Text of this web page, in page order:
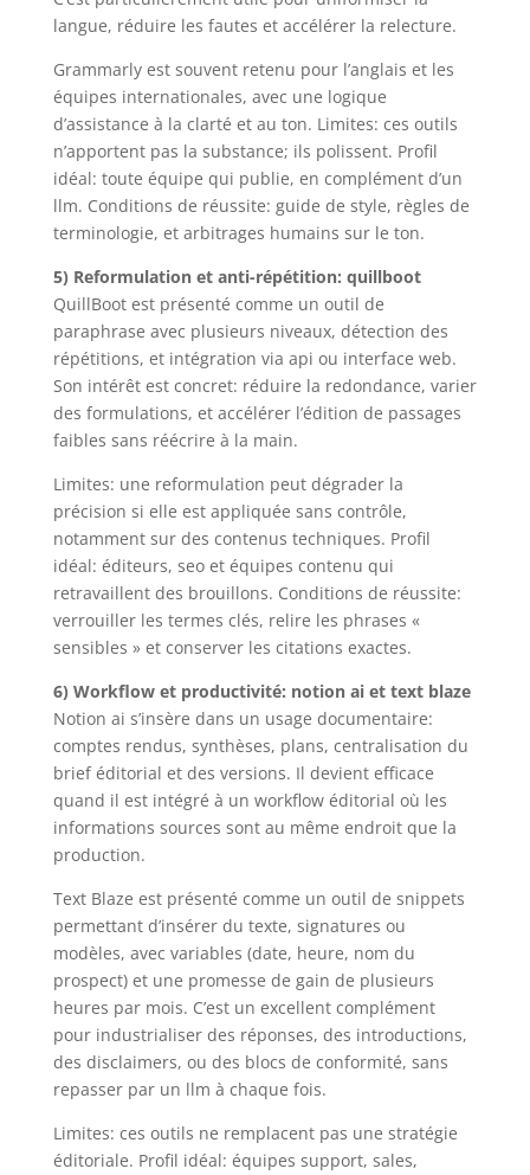
langue, réduire les fautes et accélérer la relecture.
Grammarly est souvent retenu pour l’anglais et les
équipes internationales, avec une logique
d’assistance à la clarté et au ton. Limites: ces outils
n’apportent pas la substance; ils polissent. Profil
idéal: toute équipe qui publie, en complément d’un
llm. Conditions de réussite: guide de style, règles de
terminologie, et arbitrages humains sur le ton.
5) Reformulation et anti-répétition: quillboot
QuillBoot est présenté comme un outil de
paraphrase avec plusieurs niveaux, détection des
répétitions, et intégration via api ou interface web.
Son intérêt est concret: réduire la redondance, varier
des formulations, et accélérer l’édition de passages
faibles sans réécrire à la main.
Limites: une reformulation peut dégrader la
précision si elle est appliquée sans contrôle,
notamment sur des contenus techniques. Profil
idéal: éditeurs, seo et équipes contenu qui
retravaillent des brouillons. Conditions de réussite:
verrouiller les termes clés, relire les phrases «
sensibles » et conserver les citations exactes.
6) Workflow et productivité: notion ai et text blaze
Notion ai s’insère dans un usage documentaire:
comptes rendus, synthèses, plans, centralisation du
brief éditorial et des versions. Il devient efficace
quand il est intégré à un workflow éditorial où les
informations sources sont au même endroit que la
production.
Text Blaze est présenté comme un outil de snippets
permettant d’insérer du texte, signatures ou
modèles, avec variables (date, heure, nom du
prospect) et une promesse de gain de plusieurs
heures par mois. C’est un excellent complément
pour industrialiser des réponses, des introductions,
des disclaimers, ou des blocs de conformité, sans
repasser par un llm à chaque fois.
Limites: ces outils ne remplacent pas une stratégie
éditoriale. Profil idéal: équipes support, sales,